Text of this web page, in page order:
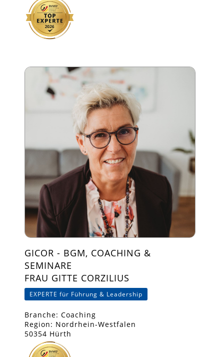
GICOR - BGM, COACHING &
SEMINARE
FRAU GITTE CORZILIUS
EXPERTE für Führung & Leadership
Branche: Coaching
Region: Nordrhein-Westfalen
50354 Hürth